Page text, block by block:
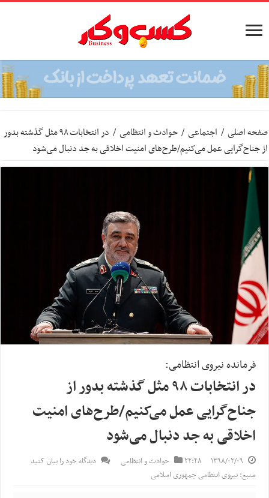
صفحه اصلی / اجتماعی / حوادث و انتظامی /
در انتخابات ۹۸ مثل گذشته بدور
از جناح‌گرایی عمل می‌کنیم/طرح‌های امنیت اخلاقی به جد دنبال می‌شود
فرمانده نیروی انتظامی:
در انتخابات ۹۸ مثل گذشته بدور از
جناح‌گرایی عمل می‌کنیم/طرح‌های امنیت
اخلاقی به جد دنبال می‌شود
۱۳۹۸/۰۲/۰۹ ۲۲:۴۸ حوادث و انتظامی
دیدگاه خود را بیان کنید
منبع: نیروی انتظامی جمهوری اسلامی